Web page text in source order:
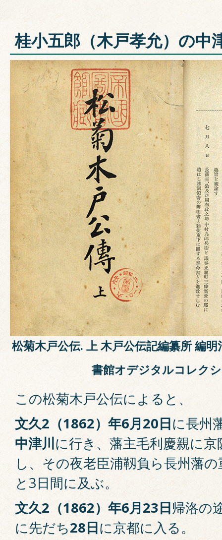
桂小五郎（木戸孝允）の中
松菊木戸公伝. 上 木戸公伝記編纂所 編
書館オデジタルコレク
この松菊木戸公伝によると、
文久2（1862）年6月20日に長州
中津川に行き、藩主毛利慶親に
し、その夜老臣浦靱負 ら長州藩
と3日間に及ぶ。
文久2（1862）年6月23日帰洛の
に先だち28日に京都に入る。